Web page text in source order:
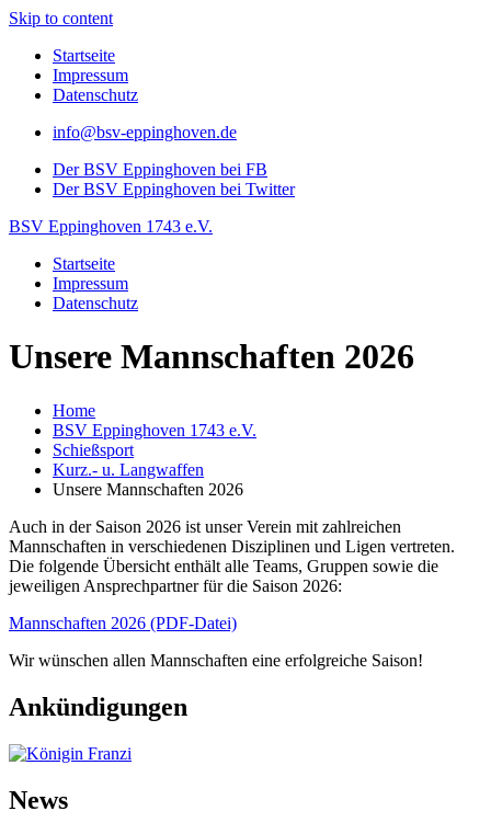
Skip to content
Startseite
Impressum
Datenschutz
info@bsv-eppinghoven.de
Der BSV Eppinghoven bei FB
Der BSV Eppinghoven bei Twitter
BSV Eppinghoven 1743 e.V.
Startseite
Impressum
Datenschutz
Unsere Mannschaften 2026
Home
BSV Eppinghoven 1743 e.V.
Schießsport
Kurz.- u. Langwaffen
Unsere Mannschaften 2026
Auch in der Saison 2026 ist unser Verein mit zahlreichen
Mannschaften in verschiedenen Disziplinen und Ligen vertreten.
Die folgende Übersicht enthält alle Teams, Gruppen sowie die
jeweiligen Ansprechpartner für die Saison 2026:
Mannschaften 2026 (PDF-Datei)
Wir wünschen allen Mannschaften eine erfolgreiche Saison!
Ankündigungen
News